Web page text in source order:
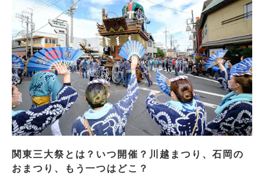
関東三大祭とは？いつ開催？川越まつり、石岡の
おまつり、もう一つはどこ？